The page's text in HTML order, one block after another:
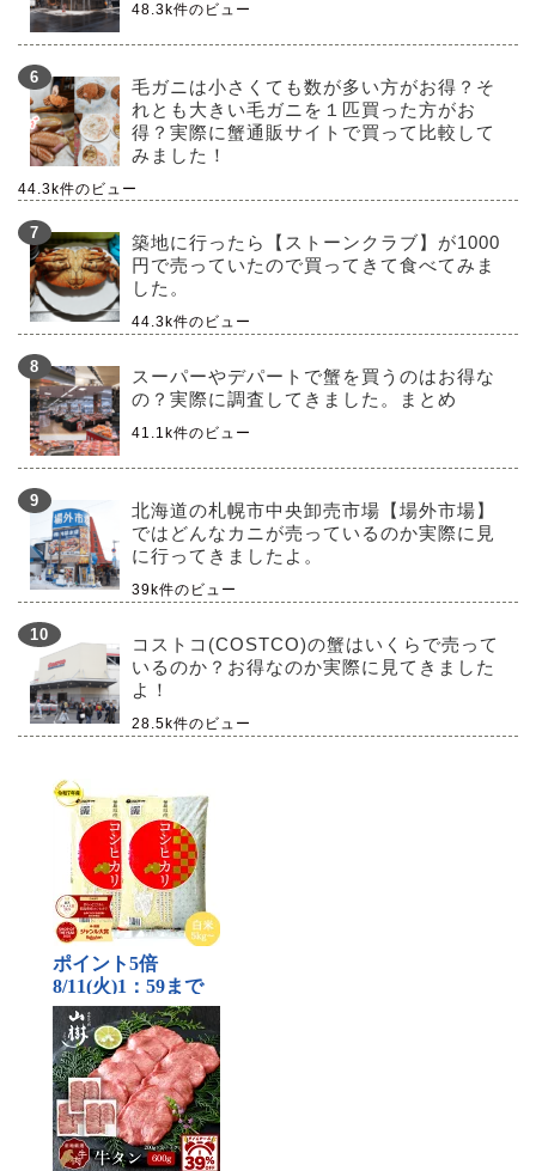
48.3k件のビュー
毛ガニは小さくても数が多い方がお得？そ
れとも大きい毛ガニを１匹買った方がお
得？実際に蟹通販サイトで買って比較して
みました！
44.3k件のビュー
築地に行ったら【ストーンクラブ】が1000
円で売っていたので買ってきて食べてみま
した。
44.3k件のビュー
スーパーやデパートで蟹を買うのはお得な
の？実際に調査してきました。まとめ
41.1k件のビュー
北海道の札幌市中央卸売市場【場外市場】
ではどんなカニが売っているのか実際に見
に行ってきましたよ。
39k件のビュー
コストコ(COSTCO)の蟹はいくらで売って
いるのか？お得なのか実際に見てきました
よ！
28.5k件のビュー